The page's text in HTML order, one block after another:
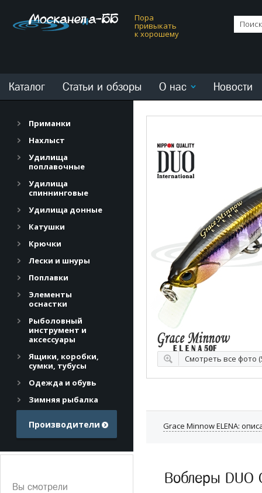
Пора
привыкать
к хорошему
Каталог Статьи и обзоры О нас Новости
Смотреть все фото
Grace Minnow ELENA:
Воблеры DUO
Приманки
Нахлыст
Удилища
поплавочные
Удилища
спиннинговые
Удилища донные
Катушки
Крючки
Лески и шнуры
Поплавки
Элементы
оснастки
Рыболовный
инструмент и
аксессуары
Ящики, коробки,
сумки, тубусы
Одежда и обувь
Зимняя рыбалка
Производители
Вы смотрели